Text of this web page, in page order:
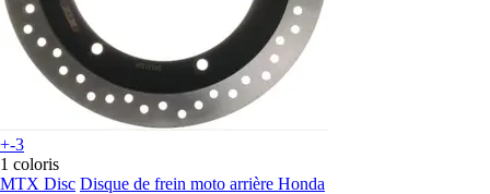
+-3
1 coloris
MTX Disc Disque de frein moto arrière Honda